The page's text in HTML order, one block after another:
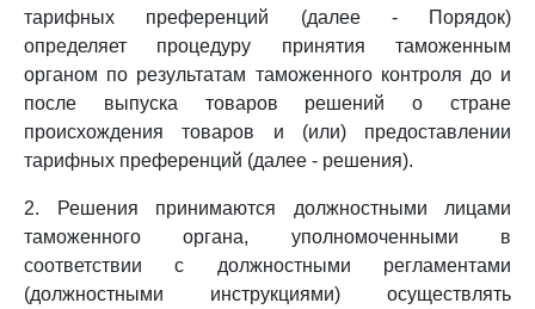
тарифных преференций (далее - Порядок)
определяет процедуру принятия таможенным
органом по результатам таможенного контроля до и
после выпуска товаров решений о стране
происхождения товаров и (или) предоставлении
тарифных преференций (далее - решения).
2. Решения принимаются должностными лицами
таможенного органа, уполномоченными в
соответствии с должностными регламентами
(должностными инструкциями) осуществлять